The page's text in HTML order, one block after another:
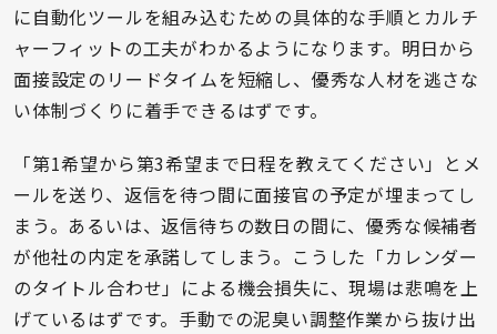
に自動化ツールを組み込むための具体的な手順とカルチ
ャーフィットの工夫がわかるようになります。明日から
面接設定のリードタイムを短縮し、優秀な人材を逃さな
い体制づくりに着手できるはずです。
「第1希望から第3希望まで日程を教えてください」とメ
ールを送り、返信を待つ間に面接官の予定が埋まってし
まう。あるいは、返信待ちの数日の間に、優秀な候補者
が他社の内定を承諾してしまう。こうした「カレンダー
のタイトル合わせ」による機会損失に、現場は悲鳴を上
げているはずです。手動での泥臭い調整作業から抜け出